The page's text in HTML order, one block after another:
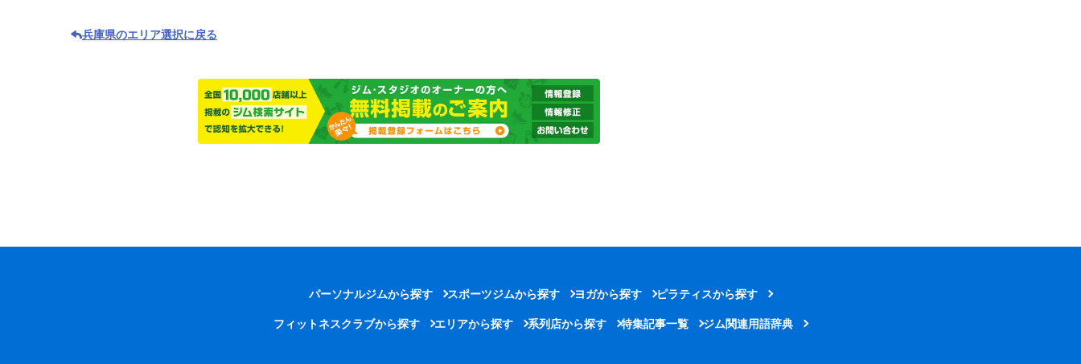
兵庫県のエリア選択に戻る
パーソナルジムから探す スポーツジムから探す ヨガから探す ピラティスから探す
フィットネスクラブから探す エリアから探す 系列店から探す 特集記事一覧 ジム関連用語辞典